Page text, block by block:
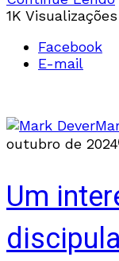
1K Visualizações
Facebook
E-mail
outubro de 2024
Um